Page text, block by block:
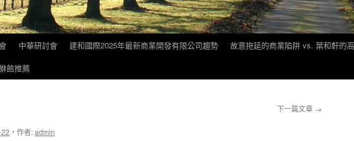
中華研討會 建和國際2025年最新商業開發有限公司趨勢 故意拖延的商業陷阱 vs. 葉和軒的
館推薦
下一篇文章 →
， 作者:admin